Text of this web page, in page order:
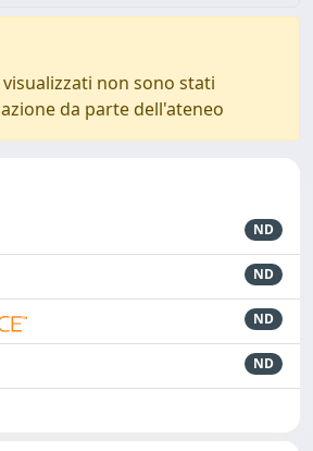
non sono stati
da parte dell'ateneo
ND
ND
ND
ND